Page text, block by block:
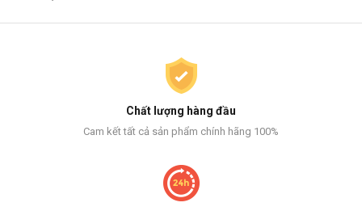
Chất lượng hàng đầu
Cam kết tất cả sản phẩm chính hãng 100%